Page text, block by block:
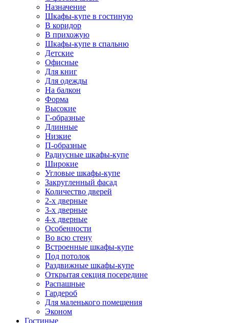
Назначение
Шкафы-купе в гостиную
В коридор
В прихожую
Шкафы-купе в спальню
Детские
Офисные
Для книг
Для одежды
На балкон
Форма
Высокие
Г-образные
Длинные
Низкие
П-образные
Радиусные шкафы-купе
Широкие
Угловые шкафы-купе
Закругленный фасад
Количество дверей
2-х дверные
3-х дверные
4-х дверные
Особенности
Во всю стену
Встроенные шкафы-купе
Под потолок
Раздвижные шкафы-купе
Открытая секция посередине
Распашные
Гардероб
Для маленького помещения
Эконом
Гостиные